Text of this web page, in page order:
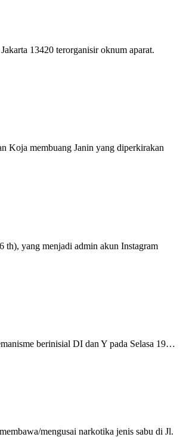
13420 terorganisir oknum aparat.
Koja membuang Janin yang diperkirakan
yang menjadi admin akun Instagram
berinisial DI dan Y pada Selasa 19…
mengusai narkotika jenis sabu di Jl.